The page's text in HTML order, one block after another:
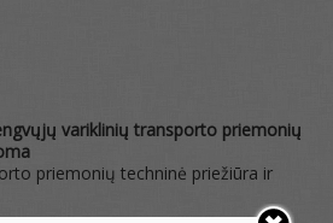
variklinių transporto priemonių
priemonių techninė priežiūra ir